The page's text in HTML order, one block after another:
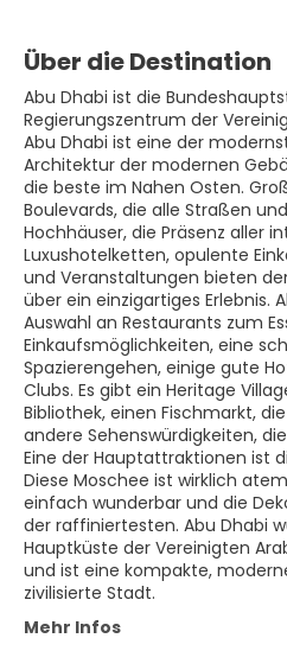
Über die Destination
Abu Dhabi ist die
Regierungszentrum der
Abu Dhabi ist eine der
Architektur der modernen
die beste im Nahen Osten.
Boulevards, die alle Straßen
Hochhäuser, die Präsenz aller
Luxushotelketten, opulente
und Veranstaltungen bieten
über ein einzigartiges Erlebnis.
Auswahl an Restaurants zum
Einkaufsmöglichkeiten, eine
Spazierengehen, einige gute
Clubs. Es gibt ein Heritage
Bibliothek, einen Fischmarkt,
andere Sehenswürdigkeiten,
Eine der Hauptattraktionen ist
Diese Moschee ist wirklich
einfach wunderbar und die
der raffiniertesten. Abu Dhabi
Hauptküste der Vereinigten
und ist eine kompakte,
zivilisierte Stadt.
Mehr Infos